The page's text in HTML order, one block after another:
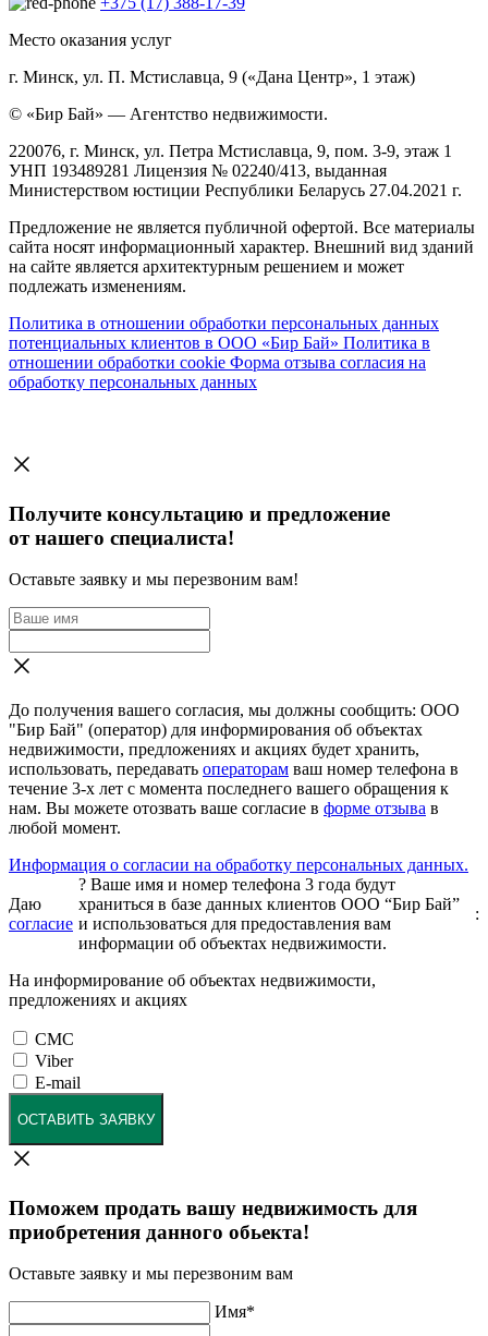
Место оказания услуг
г. Минск, ул. П. Мстиславца, 9 («Дана Центр», 1 этаж)
© «Бир Бай» — Агентство недвижимости.
220076, г. Минск, ул. Петра Мстиславца, 9, пом. 3-9, этаж 1
УНП 193489281 Лицензия № 02240/413, выданная
Министерством юстиции Республики Беларусь 27.04.2021 г.
Предложение не является публичной офертой. Все материалы
сайта носят информационный характер. Внешний вид зданий
на сайте является архитектурным решением и может
подлежать изменениям.
Политика в отношении обработки персональных данных
потенциальных клиентов в ООО «Бир Бай» Политика в
отношении обработки cookie Форма отзыва согласия на
обработку персональных данных
Получите консультацию и предложение
от нашего специалиста!
Оставьте заявку и мы перезвоним вам!
До получения вашего согласия, мы должны сообщить: ООО
"Бир Бай" (оператор) для информирования об объектах
недвижимости, предложениях и акциях будет хранить,
использовать, передавать операторам ваш номер телефона в
течение 3-х лет с момента последнего вашего обращения к
нам. Вы можете отозвать ваше согласие в форме отзыва в
любой момент.
Информация о согласии на обработку персональных данных.
Даю
согласие
? Ваше имя и номер телефона 3 года будут
храниться в базе данных клиентов ООО “Бир Бай”
и использоваться для предоставления вам
информации об объектах недвижимости.
:
На информирование об объектах недвижимости,
предложениях и акциях
СМС
Viber
E-mail
ОСТАВИТЬ ЗАЯВКУ
Поможем продать вашу недвижимость для
приобретения данного обьекта!
Оставьте заявку и мы перезвоним вам
Имя*